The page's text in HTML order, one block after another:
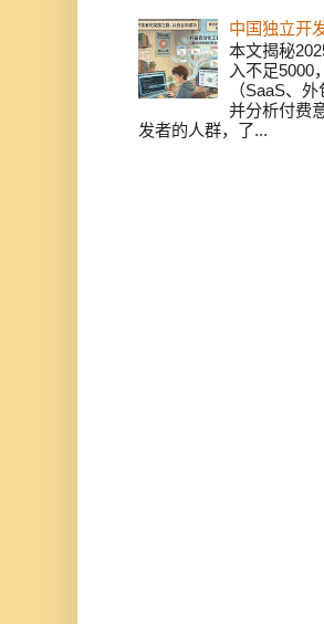
中国独立开
本文揭秘
入不足5000
（SaaS、
并分析付费
发者的人群，了...